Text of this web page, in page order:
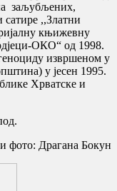
заљубљених,
,,Златни
књижевну
ОКО“ од 1998.
извршеном у
у јесен 1995.
Хрватске и
Драгана Бокун